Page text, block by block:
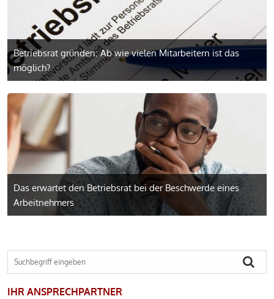
Betriebsrat gründen: Ab wie vielen Mitarbeitern ist das
möglich?
Das erwartet den Betriebsrat bei der Beschwerde eines
Arbeitnehmers
IHR ANSPRECHPARTNER